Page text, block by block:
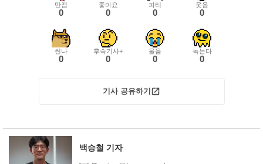
만점
0
좋아요
0
파티
0
웃음
0
씬나
0
후속기사+
0
울음
0
녹는다
0
기사 공유하기
백승철 기자